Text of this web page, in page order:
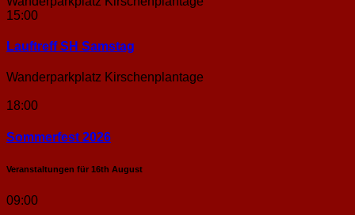
15:00
Lauftreff SH Samstag
Wanderparkplatz Kirschenplantage
18:00
Sommerfest 2026
Veranstaltungen für 16th August
09:00